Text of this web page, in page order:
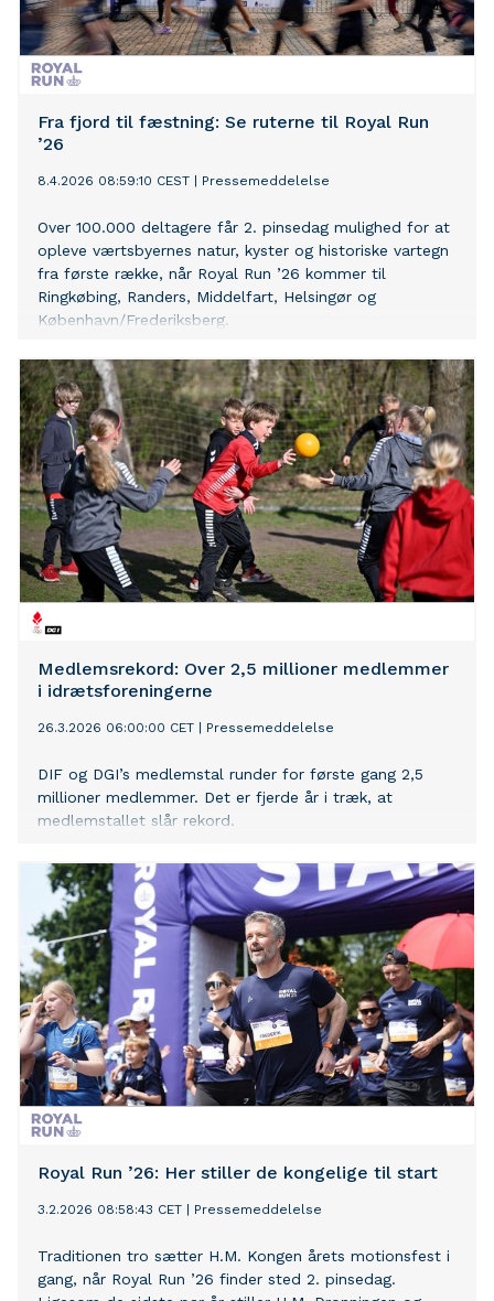
Fra fjord til fæstning: Se ruterne til Royal Run
’26
8.4.2026 08:59:10 CEST Pressemeddelelse
Over 100.000 deltagere får 2. pinsedag mulighed for at
opleve værtsbyernes natur, kyster og historiske vartegn
fra første række, når Royal Run ’26 kommer til
Ringkøbing, Randers, Middelfart, Helsingør og
København/Frederiksberg.
Medlemsrekord: Over 2,5 millioner medlemmer
i idrætsforeningerne
26.3.2026 06:00:00 CET Pressemeddelelse
DIF og DGI’s medlemstal runder for første gang 2,5
millioner medlemmer. Det er fjerde år i træk, at
medlemstallet slår rekord.
Royal Run ’26: Her stiller de kongelige til start
3.2.2026 08:58:43 CET Pressemeddelelse
Traditionen tro sætter H.M. Kongen årets motionsfest i
gang, når Royal Run ’26 finder sted 2. pinsedag.